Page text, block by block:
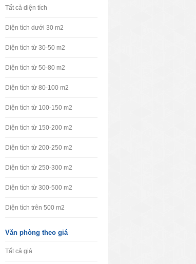
Tất cả diện tích
Diện tích dưới 30 m2
Diện tích từ 30-50 m2
Diện tích từ 50-80 m2
Diện tích từ 80-100 m2
Diện tích từ 100-150 m2
Diện tích từ 150-200 m2
Diện tích từ 200-250 m2
Diện tích từ 250-300 m2
Diện tích từ 300-500 m2
Diện tích trên 500 m2
Văn phòng theo giá
Tất cả giá